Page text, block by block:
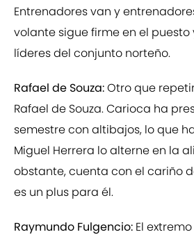
Entrenadores van y
volante sigue firme en el puesto
líderes del conjunto norteño.
Rafael de Souza:Otro que
Rafael de Souza. Carioca ha
semestre con altibajos, lo que
Miguel Herrera lo alterne en la
obstante, cuenta con el cariño
es un plus para él.
Raymundo Fulgencio: El